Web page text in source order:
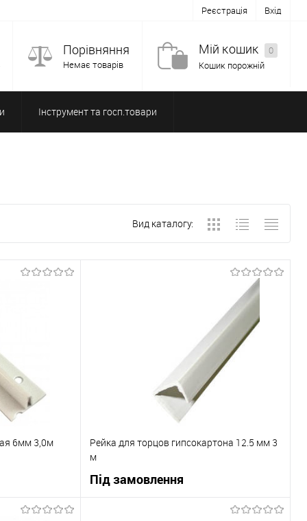
Реєстрація Вхід
Порівняння
Немає товарів
Мій кошик
0
Кошик порожній
Інструмент та госп.товари
Вид каталогу:
6мм 3,0м
Рейка для торцов гипсокартона 12.5 мм 3
м
Під замовлення